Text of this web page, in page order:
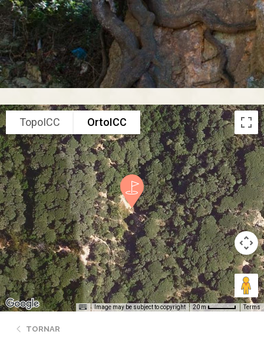
TopoICC OrtoICC
Image may be subject to copyright 20 m Terms
TORNAR